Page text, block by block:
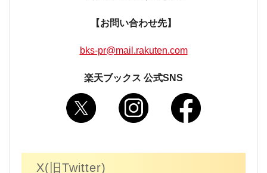
【お問い合わせ先】
bks-pr@mail.rakuten.com
楽天ブックス 公式SNS
X(旧Twitter)